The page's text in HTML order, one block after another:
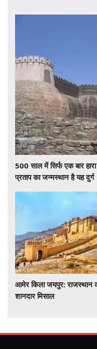
500 साल में सिर्फ एक बार
प्रताप का जन्मस्थान है यह दुर्ग
आमेर किला जयपुर: राजस्थान
शानदार मिसाल